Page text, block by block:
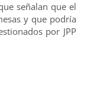
señalan que el
y que podría
por JPP